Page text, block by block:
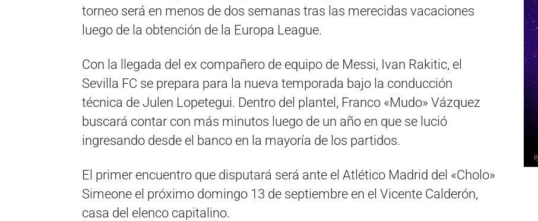
torneo será en menos de dos semanas tras las merecidas vacaciones
luego de la obtención de la Europa League.
Con la llegada del ex compañero de equipo de Messi, Ivan Rakitic, el
Sevilla FC se prepara para la nueva temporada bajo la conducción
técnica de Julen Lopetegui. Dentro del plantel, Franco «Mudo» Vázquez
buscará contar con más minutos luego de un año en que se lució
ingresando desde el banco en la mayoría de los partidos.
El primer encuentro que disputará será ante el Atlético Madrid del «Cholo»
Simeone el próximo domingo 13 de septiembre en el Vicente Calderón,
casa del elenco capitalino.